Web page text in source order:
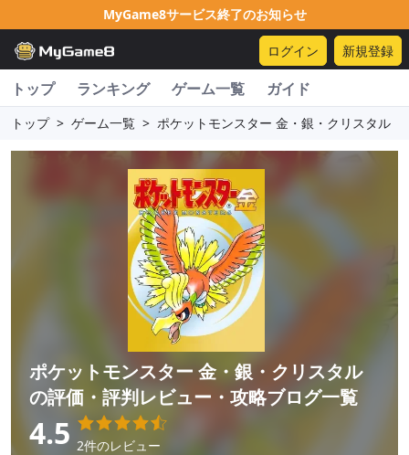
MyGame8サービス終了のお知らせ
ログイン 新規登録
トップ ランキング ゲーム一覧 ガイド
トップ > ゲーム一覧 > ポケットモンスター 金・銀・クリスタル
ポケットモンスター 金・銀・クリスタル
の評価・評判レビュー・攻略ブログ一覧
4.5 2件のレビュー